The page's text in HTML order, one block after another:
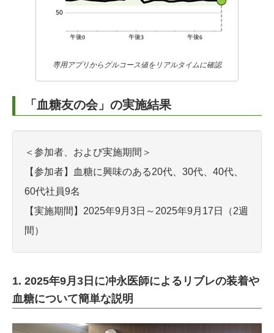
専用アプリからグルコース値をリアルタイムに確認
「血糖友の会」の実施結果
＜参加者、および実施期間＞
【参加者】血糖に興味のある20代、30代、40代、
60代社員9名
【実施期間】2025年9月3日～2025年9月17日（2週
間）
1. 2025年9月3日に冲永医師によるリブレの装着や
血糖について簡単な説明